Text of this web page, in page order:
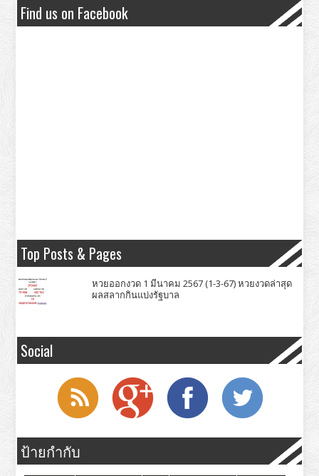
Find us on Facebook
Top Posts & Pages
หวยออกงวด 1 มีนาคม 2567 (1-3-67) หวยงวดล่าสุด
ผลสลากกินแบ่งรัฐบาล
Social
ป้ายกำกับ